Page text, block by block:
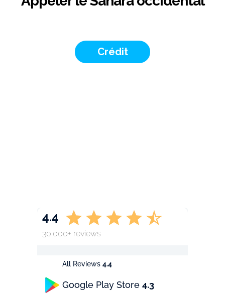
Crédit
All Reviews 4.4
Google Play Store 4.3
4.4
30.000+ reviews